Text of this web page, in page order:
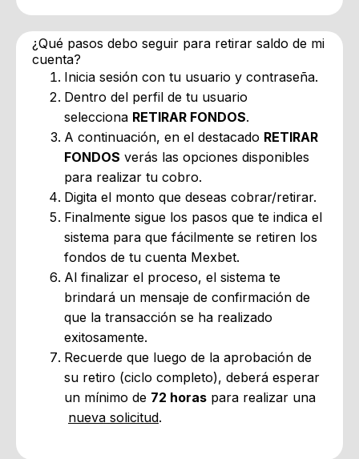
¿Qué pasos debo seguir para retirar saldo de mi
cuenta?
Inicia sesión con tu usuario y contraseña.
Dentro del perfil de tu usuario
selecciona RETIRAR FONDOS.
A continuación, en el destacado RETIRAR
FONDOS verás las opciones disponibles
para realizar tu cobro.
Digita el monto que deseas cobrar/retirar.
Finalmente sigue los pasos que te indica el
sistema para que fácilmente se retiren los
fondos de tu cuenta Mexbet.
Al finalizar el proceso, el sistema te
brindará un mensaje de confirmación de
que la transacción se ha realizado
exitosamente.
Recuerde que luego de la aprobación de
su retiro (ciclo completo), deberá esperar
un mínimo de 72 horas para realizar una
nueva solicitud.